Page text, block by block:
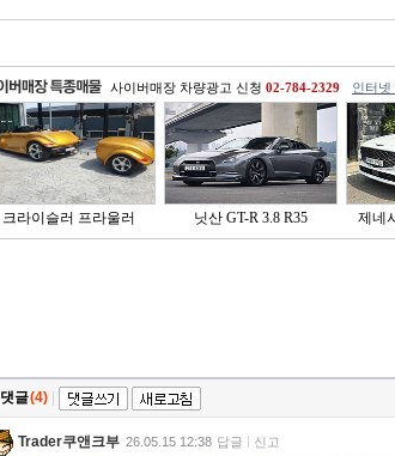
사이버매장 차량광고 신청 02-784-2329 인터넷
크라이슬러 프라울러 닛산 GT-R 3.8 R35 제네
댓글(4)
Trader쿠앤크부 26.05.15 12:38 답글 신고